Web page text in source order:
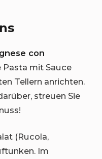
con
Pasta mit Sauce
Tellern anrichten.
streuen Sie
(Rucola,
Im